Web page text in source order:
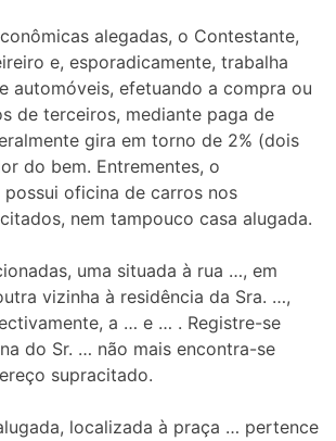
alegadas, o Contestante,
e, esporadicamente, trabalha
automóveis, efetuando a compra ou
de terceiros, mediante paga de
gira em torno de 2% (dois
do bem. Entrementes, o
oficina de carros nos
nem tampouco casa alugada.
uma situada à rua …, em
vizinha à residência da Sra. …,
a … e … . Registre-se
do Sr. … não mais encontra-se
supracitado.
localizada à praça … pertence